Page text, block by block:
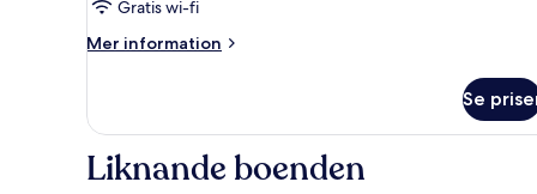
Gratis wi-fi
Mer information
Mer
Se
Liknande boenden